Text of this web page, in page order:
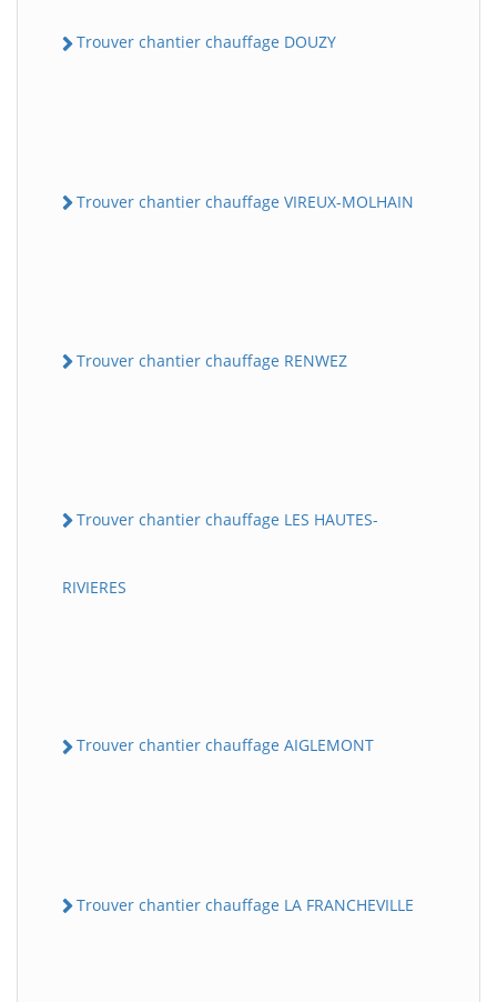
Trouver chantier chauffage DOUZY
Trouver chantier chauffage VIREUX-MOLHAIN
Trouver chantier chauffage RENWEZ
Trouver chantier chauffage LES HAUTES-
RIVIERES
Trouver chantier chauffage AIGLEMONT
Trouver chantier chauffage LA FRANCHEVILLE